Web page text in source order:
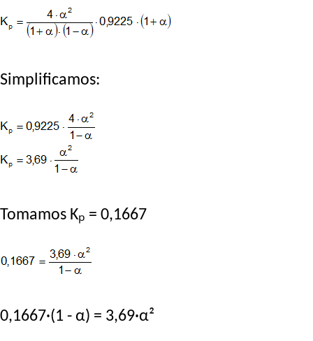
Simplificamos:
Tomamos Kₚ = 0,1667
0,1667·(1 - α) = 3,69·α²